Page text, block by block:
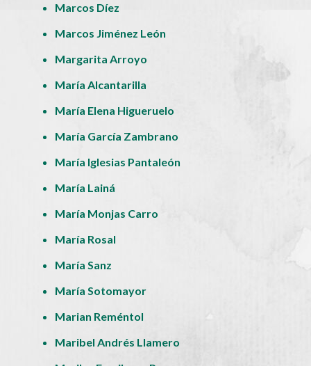
Marcos Díez
Marcos Jiménez León
Margarita Arroyo
María Alcantarilla
María Elena Higueruelo
María García Zambrano
María Iglesias Pantaleón
María Lainá
María Monjas Carro
María Rosal
María Sanz
María Sotomayor
Marian Reméntol
Maribel Andrés Llamero